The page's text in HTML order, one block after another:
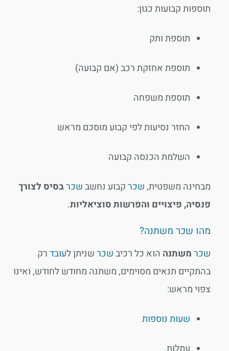
תוספות קבועות כגון:
תוספת ותק
תוספת אחזקת רכב (אם קבועה)
תוספת משפחה
החזר נסיעות לפי קבוע מוסכם מראש
השלמת הכנסה קבועה
מבחינה משפטית,שכרקבוע נחשבשכרבסיס לצורך
פנסיה, פיצויים והפרשות סוציאליות.
מהו שכר משתנה?
שכרמשתנההוא כל רכיבשכרשניתן לעובדרק
בהתקיים תנאים מסוימים, משתנה מחודש לחודש, ואינו
צפוי מראש:
שעות נוספות